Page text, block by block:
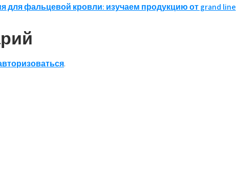
фальцевой кровли: изучаем продукцию от grand line
.